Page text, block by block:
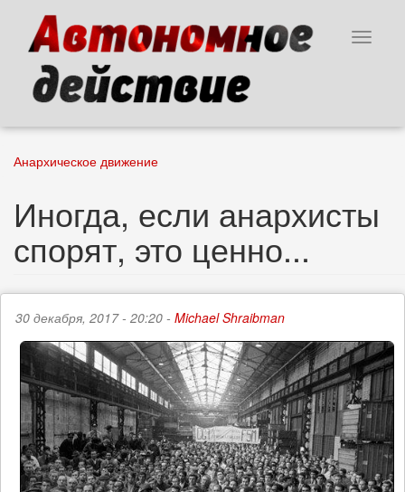
основному
содержанию
Toggle
Анархическое движение
Иногда, если анархисты
спорят, это ценно...
30 декабря, 2017 - 20:20 - Michael Shraibman